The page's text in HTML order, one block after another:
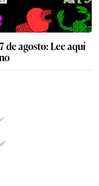
de agosto: Lee aquí